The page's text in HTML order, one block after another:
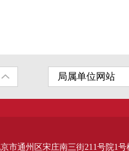
通州区宋庄南三街211号院1号